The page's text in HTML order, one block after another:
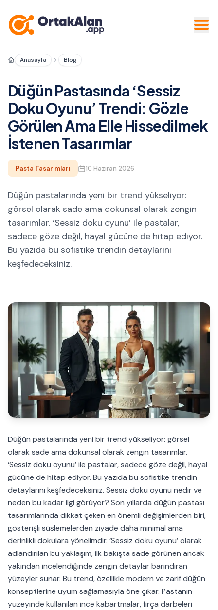
Anasayfa Blog
Düğün Pastasında ‘Sessiz
Doku Oyunu’ Trendi: Gözle
Görülen Ama Elle Hissedilmek
İstenen Tasarımlar
Pasta Tasarımları 10 Haziran 2026
Düğün pastalarında yeni bir trend yükseliyor:
görsel olarak sade ama dokunsal olarak zengin
tasarımlar. ‘Sessiz doku oyunu’ ile pastalar,
sadece göze değil, hayal gücüne de hitap ediyor.
Bu yazıda bu sofistike trendin detaylarını
keşfedeceksiniz.
Düğün pastalarında yeni bir trend yükseliyor: görsel
olarak sade ama dokunsal olarak zengin tasarımlar.
‘Sessiz doku oyunu’ ile pastalar, sadece göze değil, hayal
gücüne de hitap ediyor. Bu yazıda bu sofistike trendin
detaylarını keşfedeceksiniz. Sessiz doku oyunu nedir ve
neden bu kadar ilgi görüyor? Son yıllarda düğün pastası
tasarımlarında dikkat çeken en önemli değişimlerden biri,
gösterişli süslemelerden ziyade daha minimal ama
derinlikli dokulara yönelimdir. ‘Sessiz doku oyunu’ olarak
adlandırılan bu yaklaşım, ilk bakışta sade görünen ancak
yakından incelendiğinde zengin detaylar barındıran
yüzeyler sunar. Bu trend, özellikle modern ve zarif düğün
konseptlerine uyum sağlamasıyla öne çıkar. Pastanın
yüzeyinde kullanılan ince kabartmalar, fırça darbeleri